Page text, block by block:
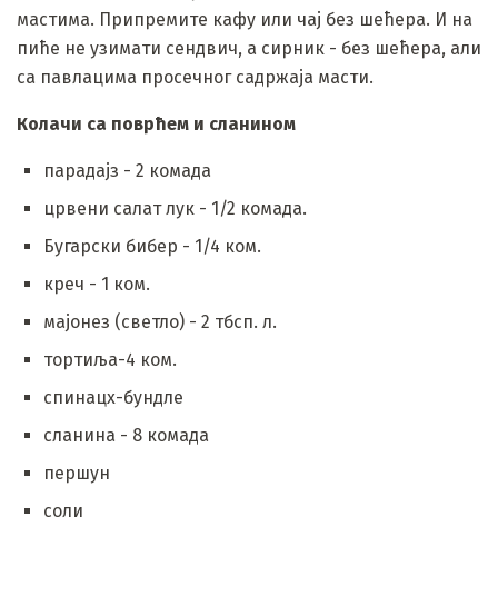
мастима. Припремите кафу или чај без шећера. И на
пиће не узимати сендвич, а сирник - без шећера, али
са павлацима просечног садржаја масти.
Колачи са поврћем и сланином
парадајз - 2 комада
црвени салат лук - 1/2 комада.
Бугарски бибер - 1/4 ком.
креч - 1 ком.
мајонез (светло) - 2 тбсп. л.
тортиља-4 ком.
спинацх-бундле
сланина - 8 комада
першун
соли